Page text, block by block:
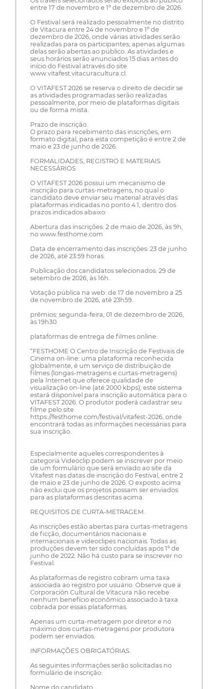
entre 17 de novembro e 1º de dezembro de 2026.
O Festival será realizado pessoalmente no distrito
de Vitacura entre 24 de novembro e 1º de
dezembro de 2026, onde várias atividades serão
realizadas para os participantes; apenas algumas
delas serão abertas ao público. As atividades e
seus horários serão anunciados 15 dias antes do
início do Festival através do site
www.vitafest.vitacuracultura.cl.
O VITAFEST 2026 se reserva o direito de decidir se
as atividades programadas serão realizadas
pessoalmente, por meio de plataformas digitais
ou de forma mista.
Prazo de inscrição.
O prazo para recebimento das inscrições, em
formato digital, para esta competição é entre 2 de
maio e 23 de junho de 2026.
FORMALIDADES, REGISTRO E MATERIAIS
NECESSÁRIOS
O VITAFEST 2026 possui um mecanismo de
inscrição para curtas-metragens, no qual o
candidato deve enviar seu material através das
plataformas indicadas no ponto 4.1, dentro dos
prazos indicados abaixo:
Abertura das inscrições: 2 de maio de 2026, às 9h,
no www.festhome.com
Data de encerramento das inscrições: 23 de junho
de 2026, até 23:59 horas.
Publicação dos candidatos selecionados: 29 de
setembro de 2026, às 16h.
Votação pública na web: de 17 de novembro a 25
de novembro de 2026, até 23h59.
prêmios: segunda-feira, 01 de dezembro de 2026,
às 19h30.
plataformas de entrega de filmes online:
“FESTHOME O Centro de Inscrição de Festivais de
Cinema on-line: uma plataforma reconhecida
globalmente, é um serviço de distribuição de
filmes (longas-metragens e curtas-metragens)
pela Internet que oferece qualidade de
visualização on-line (até 2000 kbps); este sistema
estará disponível para inscrição automática para o
VITAFEST 2026. O produtor poderá cadastrar seu
filme pelo site
https://festhome.com/festival/vitafest-2026, onde
encontrará todas as informações necessárias para
sua inscrição.
Especialmente aqueles correspondentes à
categoria Videoclip podem se inscrever por meio
de um formulário que será enviado ao site da
Vitafest nas datas de inscrição do Festival, entre 2
de maio e 23 de junho de 2026. O exposto acima
não exclui que os projetos possam ser enviados
para as plataformas descritas acima.
REQUISITOS DE CURTA-METRAGEM.
As inscrições estão abertas para curtas-metragens
de ficção, documentários nacionais e
internacionais e videoclipes nacionais. Todas as
produções devem ter sido concluídas após 1º de
junho de 2022. Não há custo para se inscrever no
Festival.
As plataformas de registro cobram uma taxa
associada ao registro por usuário. Observe que a
Corporación Cultural de Vitacura não recebe
nenhum benefício econômico associado à taxa
cobrada por essas plataformas.
Apenas um curta-metragem por diretor e no
máximo dois curtas-metragens por produtora
podem ser enviados.
INFORMAÇÕES OBRIGATÓRIAS.
As seguintes informações serão solicitadas no
formulário de inscrição:
Nome do candidato.